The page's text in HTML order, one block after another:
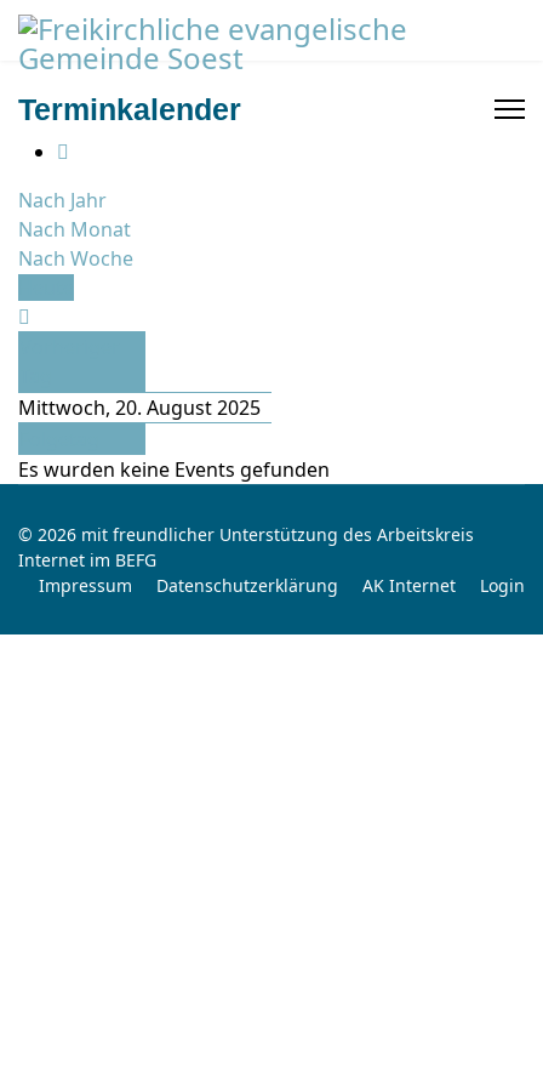
Terminkalender
Nach Jahr
Nach Monat
Nach Woche
Mittwoch, 20. August 2025
Es wurden keine Events gefunden
© 2026 mit freundlicher Unterstützung des Arbeitskreis
Internet im BEFG
Impressum
Datenschutzerklärung AK Internet Login